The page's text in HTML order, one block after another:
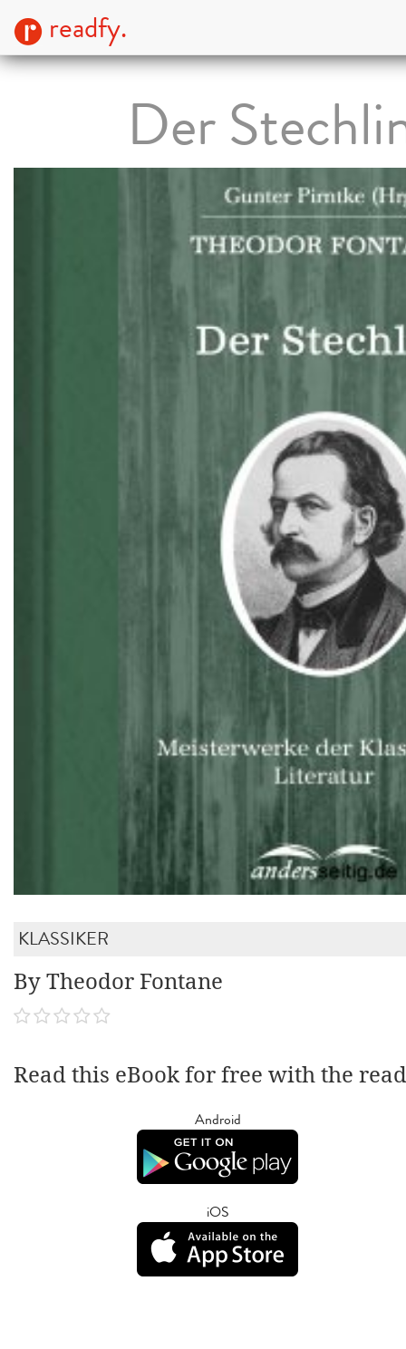
readfy.
Der
KLASSIKER
By Theodor Fontane
Read this eBook for free with the
Android
iOS